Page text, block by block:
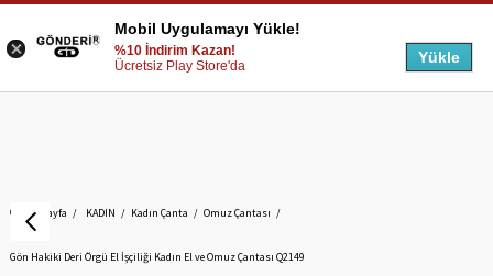
Anasayfa KADIN Kadın Çanta Omuz Çantası
Gön Hakiki Deri Örgü El İşçiliği Kadın El ve Omuz Çantası Q2149
Mobil Uygulamayı Yükle!
%10 İndirim Kazan!
Ücretsiz Play Store'da
Yükle